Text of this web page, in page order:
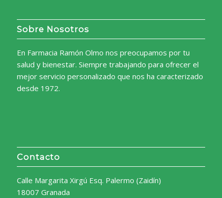
Sobre Nosotros
En Farmacia Ramón Olmo nos preocupamos por tu
salud y bienestar. Siempre trabajando para ofrecer el
mejor servicio personalizado que nos ha caracterizado
desde 1972.
Contacto
Calle Margarita Xirgú Esq. Palermo (Zaidín)
18007 Granada